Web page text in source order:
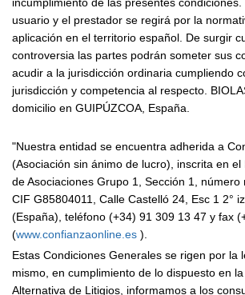
usuario y el prestador se regirá por la
aplicación en el territorio español. De surgir
controversia las partes podrán someter sus
acudir a la jurisdicción ordinaria cumpliendo
jurisdicción y competencia al respecto.
domicilio en GUIPÚZCOA, España.
"Nuestra entidad se encuentra adherida a
(Asociación sin ánimo de lucro), inscrita en el
de Asociaciones Grupo 1, Sección 1, número
CIF G85804011, Calle Castelló 24, Esc 1 2°
(España), teléfono (+34) 91 309 13 47 y fax
(www.confianzaonline.es ).
Estas Condiciones Generales se rigen por la
mismo, en cumplimiento de lo dispuesto en
Alternativa de Litigios, informamos a los